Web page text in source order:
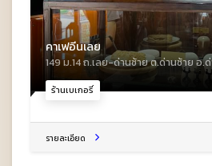
ร้านเบเกอรี่
คาเฟอีนเลย
149 ม.14 ถ.เลย-ด่านซ้าย ต.ด่านซ้าย อ.
รายละเอียด